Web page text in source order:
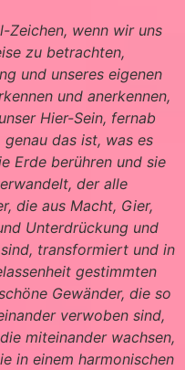
Zeichen, wenn wir uns
zu betrachten,
und unseres eigenen
und anerkennen,
Hier-Sein, fernab
das ist, was es
Erde berühren und sie
der alle
die aus Macht, Gier,
Unterdrückung und
transformiert und in
gestimmten
Gewänder, die so
verwoben sind,
miteinander wachsen,
in einem harmonischen